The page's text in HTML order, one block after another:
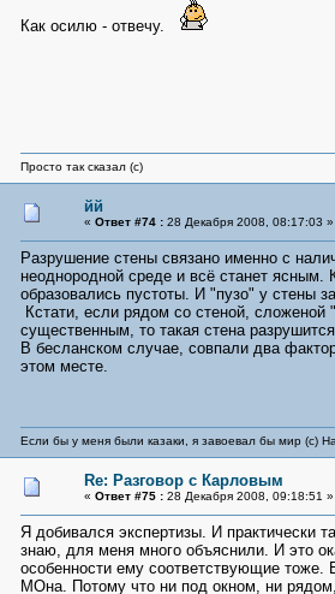
Как осилю - отвечу.
Просто так сказал (с)
йй
« Ответ #74 :28 Декабря 2008, 08:17:03 »
Разрушение стены связано именно с
неоднородной среде и всё станет
образовались пустоты. И "пузо" у стены
Кстати, если рядом со стеной, сложеной
существенным, то такая стена
В бесланском случае, совпали два
этом месте.
Если бы у меня были казаки, я завоевал бы мир (с)
Re: Разговор с Карловым
« Ответ #75 :28 Декабря 2008, 09:18:51 »
Я добивался экспертизы. И практически
знаю, для меня много объяснили. И это
особенности ему соответствующие
МОна. Потому что ни под окном, ни